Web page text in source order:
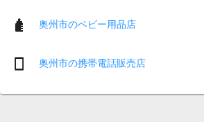
奥州市のベビー用品店
奥州市の携帯電話販売店